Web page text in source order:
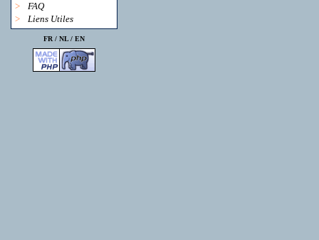
>
FAQ
>
Liens Utiles
FR / NL/ EN